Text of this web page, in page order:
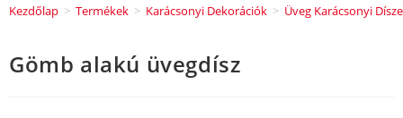
Kezdőlap > Termékek > Karácsonyi Dekorációk > Üveg Karácsonyi
Gömb alakú üvegdísz